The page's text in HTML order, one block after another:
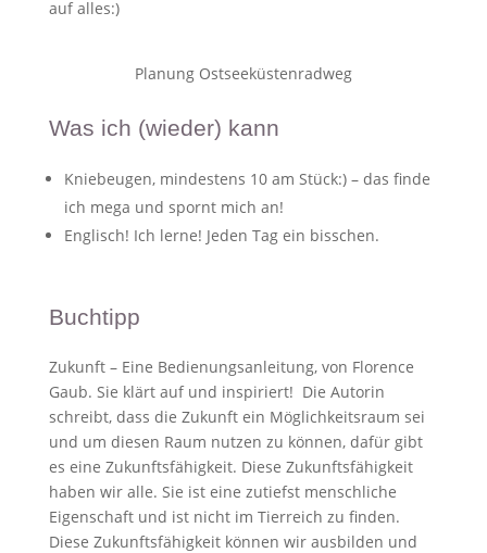
auf alles:)
Planung Ostseeküstenradweg
Was ich (wieder) kann
Kniebeugen, mindestens 10 am Stück:) – das finde
ich mega und spornt mich an!
Englisch! Ich lerne! Jeden Tag ein bisschen.
Buchtipp
Zukunft – Eine Bedienungsanleitung, von Florence
Gaub. Sie klärt auf und inspiriert! Die Autorin
schreibt, dass die Zukunft ein Möglichkeitsraum sei
und um diesen Raum nutzen zu können, dafür gibt
es eine Zukunftsfähigkeit. Diese Zukunftsfähigkeit
haben wir alle. Sie ist eine zutiefst menschliche
Eigenschaft und ist nicht im Tierreich zu finden.
Diese Zukunftsfähigkeit können wir ausbilden und